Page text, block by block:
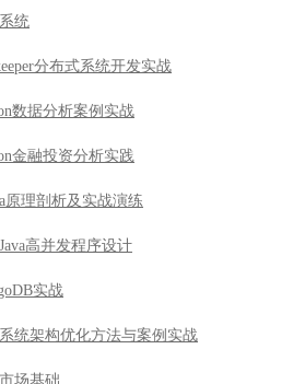
高并发程序设计
实战
统架构优化方法与案例实战
场基础
自然语言分析
突击—从入门到精通到项目实战
从入门到精通
据仓库实践